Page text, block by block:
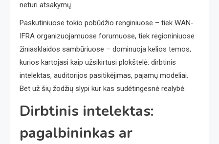
neturi atsakymų.
Paskutiniuose tokio pobūdžio renginiuose – tiek WAN-
IFRA organizuojamuose forumuose, tiek regioniniuose
žiniasklaidos sambūriuose – dominuoja kelios temos,
kurios kartojasi kaip užsikirtusi plokštelė: dirbtinis
intelektas, auditorijos pasitikėjimas, pajamų modeliai.
Bet už šių žodžių slypi kur kas sudėtingesnė realybė.
Dirbtinis intelektas:
pagalbininkas ar